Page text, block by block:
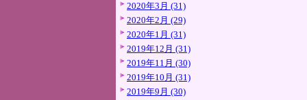
2020年3月 (31)
2020年2月 (29)
2020年1月 (31)
2019年12月 (31)
2019年11月 (30)
2019年10月 (31)
2019年9月 (30)